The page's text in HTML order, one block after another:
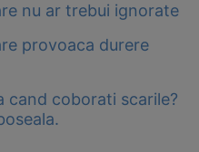
nu ar trebui ignorate
provoaca durere
cand coborati scarile?